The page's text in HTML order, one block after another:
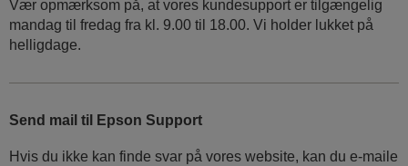
Vær opmærksom på, at vores kundesupport er tilgængelig
mandag til fredag ​​fra kl. 9.00 til 18.00. Vi holder lukket på
helligdage.
Send mail til Epson Support
Hvis du ikke kan finde svar på vores website, kan du e-maile